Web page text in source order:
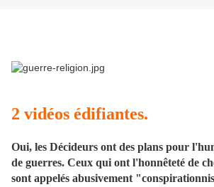
2 vidéos édifiantes.
Oui, les Décideurs ont des plans pour
de guerres. Ceux qui ont l'honnêteté de
sont appelés abusivement